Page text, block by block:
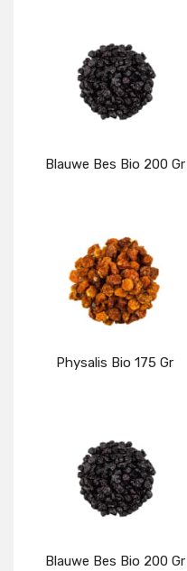
Details
Blauwe Bes Bio 200 Gr
Details
Physalis Bio 175 Gr
Details
Blauwe Bes Bio 200 Gr